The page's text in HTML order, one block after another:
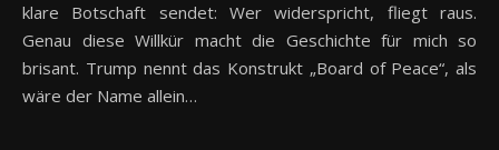
klare Botschaft sendet: Wer widerspricht, fliegt raus.
Genau diese Willkür macht die Geschichte für mich so
brisant. Trump nennt das Konstrukt „Board of Peace“, als
wäre der Name allein…